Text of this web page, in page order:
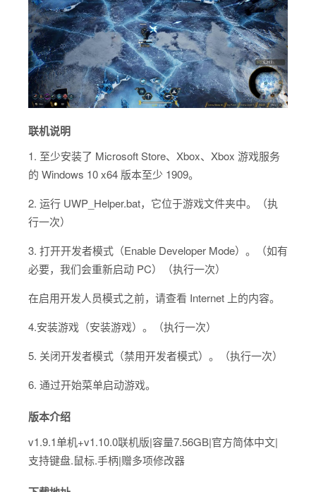
联机说明
1. 至少安装了 Microsoft Store、Xbox、Xbox 游戏服务
的 Windows 10 x64 版本至少 1909。
2. 运行 UWP_Helper.bat，它位于游戏文件夹中。（执
行一次）
3. 打开开发者模式（Enable Developer Mode）。（如有
必要，我们会重新启动 PC）（执行一次）
在启用开发人员模式之前，请查看 Internet 上的内容。
4.安装游戏（安装游戏）。（执行一次）
5. 关闭开发者模式（禁用开发者模式）。（执行一次）
6. 通过开始菜单启动游戏。
版本介绍
v1.9.1单机+v1.10.0联机版|容量7.56GB|官方简体中文|
支持键盘.鼠标.手柄|赠多项修改器